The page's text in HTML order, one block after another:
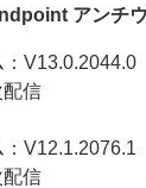
アンチ
V13.0.2044.0
信
V12.1.2076.1
信